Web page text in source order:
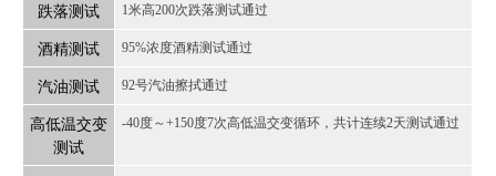
跌落测试 1米高200次跌落测试通过
酒精测试 95%浓度酒精测试通过
汽油测试 92号汽油擦拭通过
高低温交变
测试
-40度～+150度7次高低温交变循环，共计连续2天测试通过